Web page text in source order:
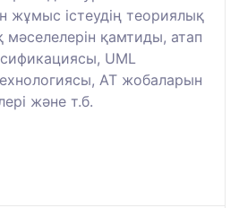
жұмыс істеудің теориялық
қамтиды, атап
UML
АТ жобаларын
және т.б.